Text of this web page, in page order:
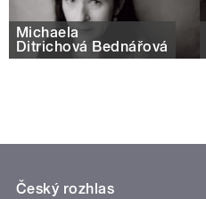
Michaela
Ditrichová Bednářová
Český rozhlas